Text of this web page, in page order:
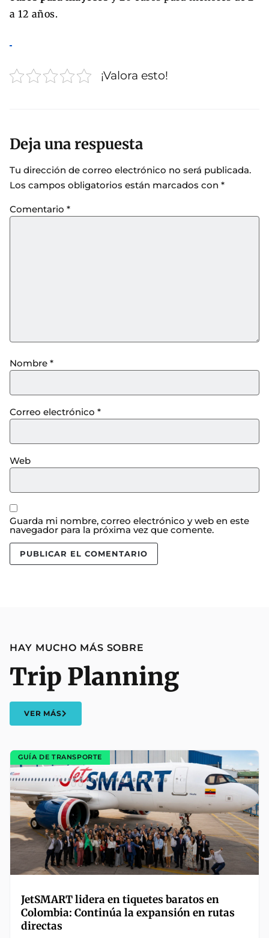
a 12 años.
¡Valora esto!
Deja una respuesta
Tu dirección de correo electrónico no será publicada.
Los campos obligatorios están marcados con *
Comentario *
Nombre *
Correo electrónico *
Web
Guarda mi nombre, correo electrónico y web en este
navegador para la próxima vez que comente.
HAY MUCHO MÁS SOBRE
Trip Planning
VER MÁS
GUÍA DE TRANSPORTE
JetSMART lidera en tiquetes baratos en
Colombia: Continúa la expansión en rutas
directas